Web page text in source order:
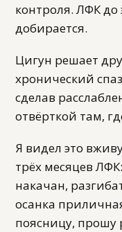
контроля. ЛФК до
добирается.
Цигун решает
хронический
сделав
отвёрткой там,
Я видел это
трёх месяцев
накачан,
осанка
поясницу, прошу